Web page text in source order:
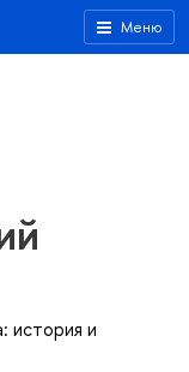
Меню
история и